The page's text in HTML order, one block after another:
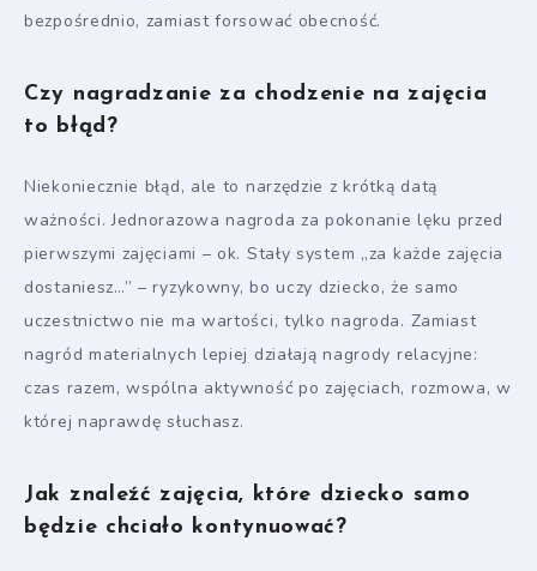
bezpośrednio, zamiast forsować obecność.
Czy nagradzanie za chodzenie na zajęcia
to błąd?
Niekoniecznie błąd, ale to narzędzie z krótką datą
ważności. Jednorazowa nagroda za pokonanie lęku przed
pierwszymi zajęciami – ok. Stały system „za każde zajęcia
dostaniesz…” – ryzykowny, bo uczy dziecko, że samo
uczestnictwo nie ma wartości, tylko nagroda. Zamiast
nagród materialnych lepiej działają nagrody relacyjne:
czas razem, wspólna aktywność po zajęciach, rozmowa, w
której naprawdę słuchasz.
Jak znaleźć zajęcia, które dziecko samo
będzie chciało kontynuować?